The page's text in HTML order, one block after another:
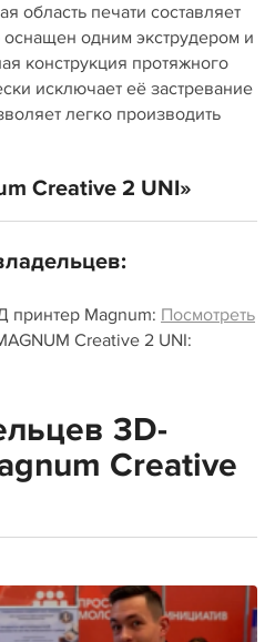
область печати составляет
одним экструдером и
конструкция протяжного
исключает её застревание
легко производить
Creative 2 UNI»
принтер Magnum: Посмотреть
Creative 2 UNI:
3D-
Creative